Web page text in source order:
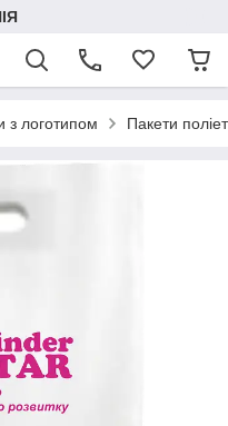
з логотипом Пакети